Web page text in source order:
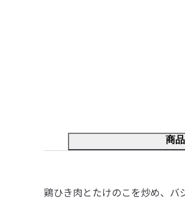
商
鶏ひき肉とたけのこを炒め、バ